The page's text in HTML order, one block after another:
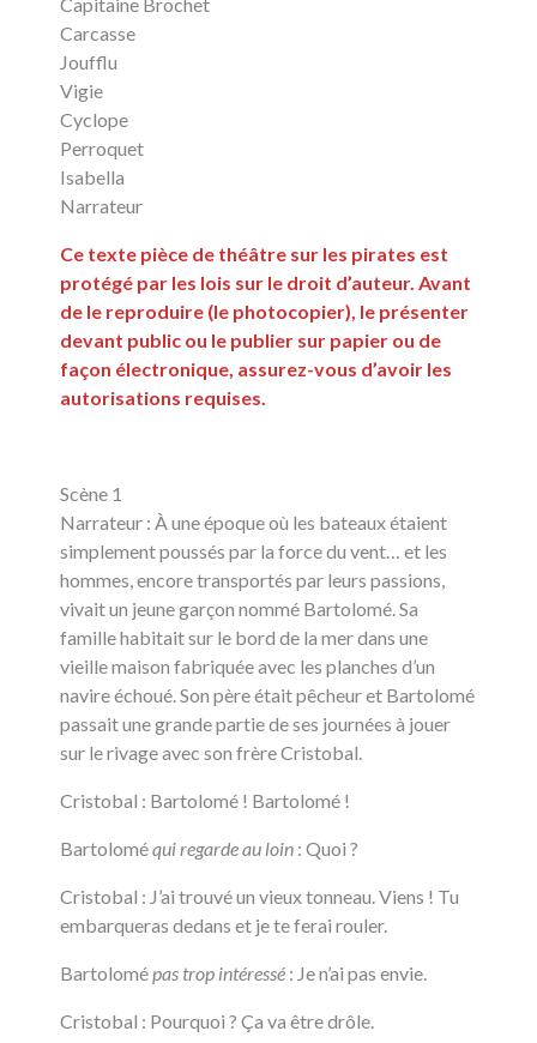
Carcasse
Joufflu
Vigie
Cyclope
Perroquet
Isabella
Narrateur
Ce texte pièce de théâtre sur les pirates est
protégé par les lois sur le droit d’auteur. Avant
de le reproduire (le photocopier), le présenter
devant public ou le publier sur papier ou de
façon électronique, assurez-vous d’avoir les
autorisations requises.
Scène 1
Narrateur : À une époque où les bateaux étaient
simplement poussés par la force du vent… et les
hommes, encore transportés par leurs passions,
vivait un jeune garçon nommé Bartolomé. Sa
famille habitait sur le bord de la mer dans une
vieille maison fabriquée avec les planches d’un
navire échoué. Son père était pêcheur et Bartolomé
passait une grande partie de ses journées à jouer
sur le rivage avec son frère Cristobal.
Cristobal : Bartolomé ! Bartolomé !
Bartoloméqui regarde au loin : Quoi ?
Cristobal : J’ai trouvé un vieux tonneau. Viens ! Tu
embarqueras dedans et je te ferai rouler.
Bartolomépas trop intéressé : Je n’ai pas envie.
Cristobal : Pourquoi ? Ça va être drôle.